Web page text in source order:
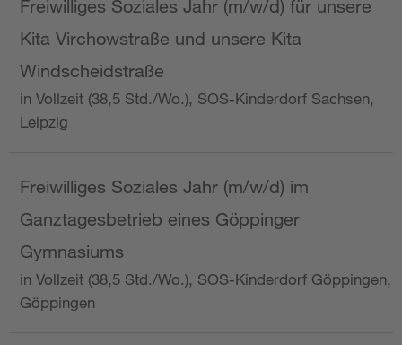
Freiwilliges Soziales Jahr (m/w/d) für unsere
Kita Virchowstraße und unsere Kita
Windscheidstraße
in Vollzeit (38,5 Std./Wo.), SOS-Kinderdorf Sachsen,
Leipzig
Freiwilliges Soziales Jahr (m/w/d) im
Ganztagesbetrieb eines Göppinger
Gymnasiums
in Vollzeit (38,5 Std./Wo.), SOS-Kinderdorf Göppingen,
Göppingen